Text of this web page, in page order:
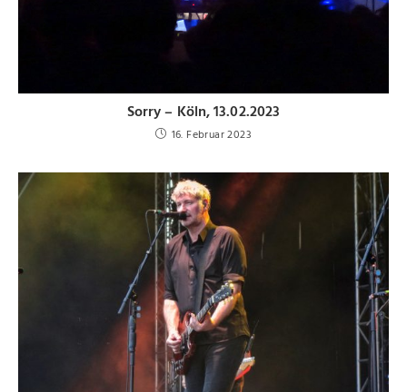
Sorry – Köln, 13.02.2023
16. Februar 2023